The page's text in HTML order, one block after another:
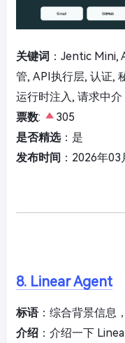
关键词 ：Jentic Mini,
管, API执行层, 认证,
运行时注入, 请求中介
票数:
305
是否精选：是
发布时间 ：2026年
8. Linear Agent
标语：综合背景信息
介绍 ：介绍一下